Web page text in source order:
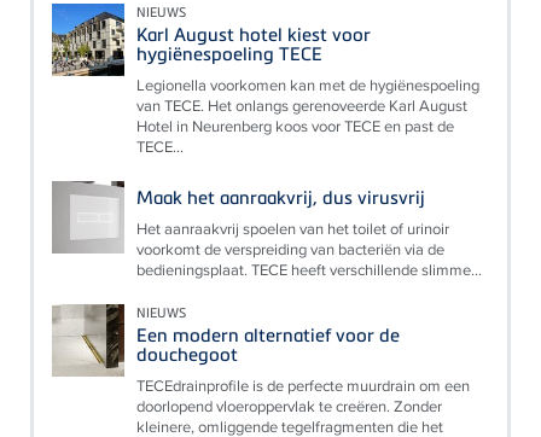
NIEUWS
Karl August hotel kiest voor
hygiënespoeling TECE
Legionella voorkomen kan met de hygiënespoeling
van TECE. Het onlangs gerenoveerde Karl August
Hotel in Neurenberg koos voor TECE en past de
TECE...
Maak het aanraakvrij, dus virusvrij
Het aanraakvrij spoelen van het toilet of urinoir
voorkomt de verspreiding van bacteriën via de
bedieningsplaat. TECE heeft verschillende slimme...
NIEUWS
Een modern alternatief voor de
douchegoot
TECEdrainprofile is de perfecte muurdrain om een
doorlopend vloeroppervlak te creëren. Zonder
kleinere, omliggende tegelfragmenten die het